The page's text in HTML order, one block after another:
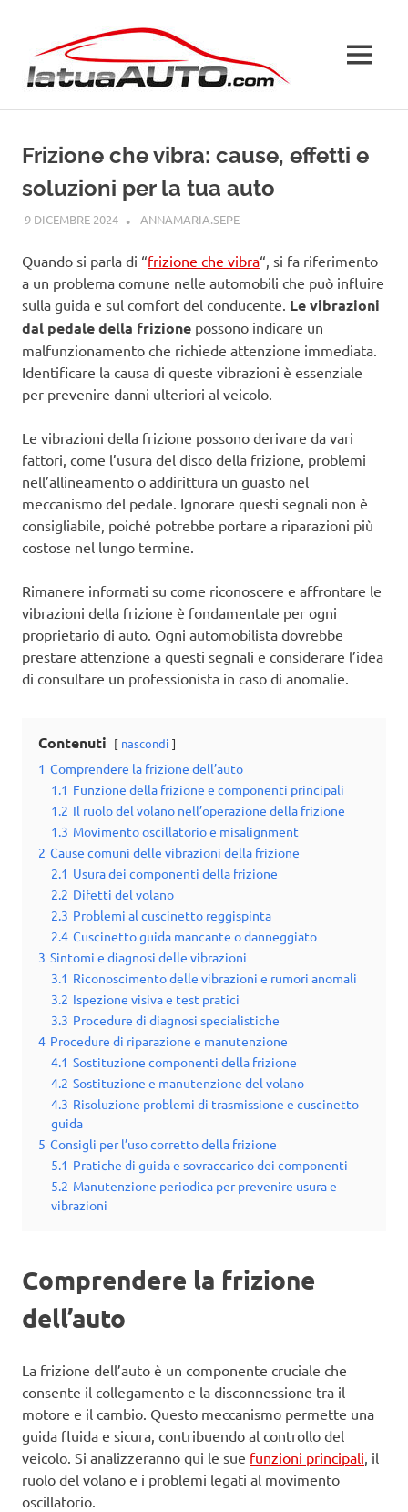
contenuto
MENU
Frizione che vibra: cause, effetti e
soluzioni per la tua auto
9 DICEMBRE 2024 ANNAMARIA.SEPEGUIDE
Quando si parla di “frizione che vibra“, si fa riferimento
a un problema comune nelle automobili che può influire
sulla guida e sul comfort del conducente. Le vibrazioni
dal pedale della frizione possono indicare un
malfunzionamento che richiede attenzione immediata.
Identificare la causa di queste vibrazioni è essenziale
per prevenire danni ulteriori al veicolo.
Le vibrazioni della frizione possono derivare da vari
fattori, come l’usura del disco della frizione, problemi
nell’allineamento o addirittura un guasto nel
meccanismo del pedale. Ignorare questi segnali non è
consigliabile, poiché potrebbe portare a riparazioni più
costose nel lungo termine.
Rimanere informati su come riconoscere e affrontare le
vibrazioni della frizione è fondamentale per ogni
proprietario di auto. Ogni automobilista dovrebbe
prestare attenzione a questi segnali e considerare l’idea
di consultare un professionista in caso di anomalie.
Contenuti nascondi
1 Comprendere la frizione dell’auto
1.1 Funzione della frizione e componenti principali
1.2 Il ruolo del volano nell’operazione della frizione
1.3 Movimento oscillatorio e misalignment
2 Cause comuni delle vibrazioni della frizione
2.1 Usura dei componenti della frizione
2.2 Difetti del volano
2.3 Problemi al cuscinetto reggispinta
2.4 Cuscinetto guida mancante o danneggiato
3 Sintomi e diagnosi delle vibrazioni
3.1 Riconoscimento delle vibrazioni e rumori anomali
3.2 Ispezione visiva e test pratici
3.3 Procedure di diagnosi specialistiche
4 Procedure di riparazione e manutenzione
4.1 Sostituzione componenti della frizione
4.2 Sostituzione e manutenzione del volano
4.3 Risoluzione problemi di trasmissione e cuscinetto
guida
5 Consigli per l’uso corretto della frizione
5.1 Pratiche di guida e sovraccarico dei componenti
5.2 Manutenzione periodica per prevenire usura e
vibrazioni
Comprendere la frizione
dell’auto
La frizione dell’auto è un componente cruciale che
consente il collegamento e la disconnessione tra il
motore e il cambio. Questo meccanismo permette una
guida fluida e sicura, contribuendo al controllo del
veicolo. Si analizzeranno qui le sue funzioni principali, il
ruolo del volano e i problemi legati al movimento
oscillatorio.